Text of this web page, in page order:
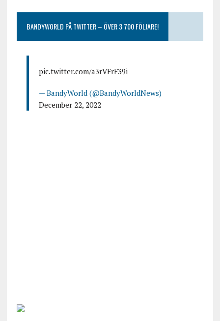
BANDYWORLD PÅ TWITTER – ÖVER 3 700 FÖLJARE!
pic.twitter.com/a3rVFrF39i
— BandyWorld (@BandyWorldNews)
December 22, 2022